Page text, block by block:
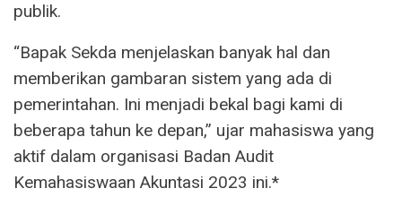
publik.
“Bapak Sekda menjelaskan banyak hal dan
memberikan gambaran sistem yang ada di
pemerintahan. Ini menjadi bekal bagi kami di
beberapa tahun ke depan,” ujar mahasiswa yang
aktif dalam organisasi Badan Audit
Kemahasiswaan Akuntasi 2023 ini.*